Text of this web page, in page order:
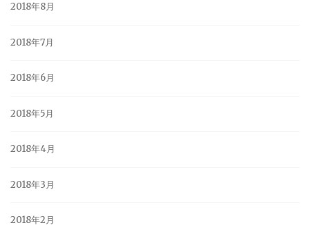
2018年8月
2018年7月
2018年6月
2018年5月
2018年4月
2018年3月
2018年2月